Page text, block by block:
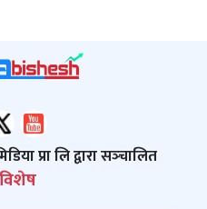
प्रा लि द्वारा सञ्‍चालित